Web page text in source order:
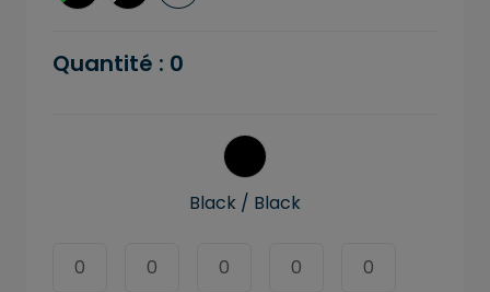
Quantité : 0
Black / Black